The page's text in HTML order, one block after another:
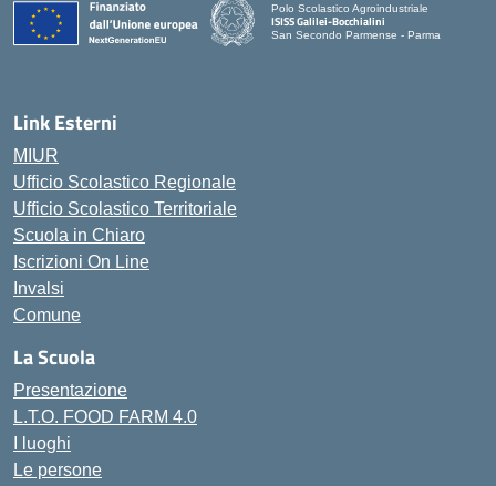
Polo Scolastico Agroindustriale
ISISS Galilei-Bocchialini
San Secondo Parmense - Parma
Link Esterni
MIUR
Ufficio Scolastico Regionale
Ufficio Scolastico Territoriale
Scuola in Chiaro
Iscrizioni On Line
Invalsi
Comune
La Scuola
Presentazione
L.T.O. FOOD FARM 4.0
I luoghi
Le persone